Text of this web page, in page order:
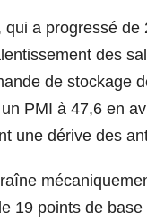
a progressé
des
de stockage
PMI à 47,6 en
une dérive des
19 points de